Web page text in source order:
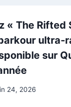
« The Rifted
ultra-
sur
24, 2026